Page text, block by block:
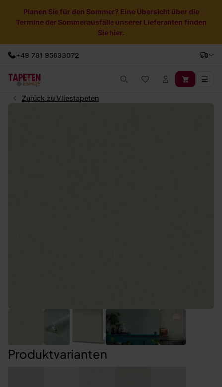
Planen Sie für den Sommer? Eine Übersicht über die
Termine der Sommerausfälle unserer Lieferanten finden
Sie hier.
+49 781 95633072
Zurück zu Vliestapeten
Produktvarianten